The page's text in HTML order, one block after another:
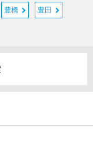
豊橋 豊田